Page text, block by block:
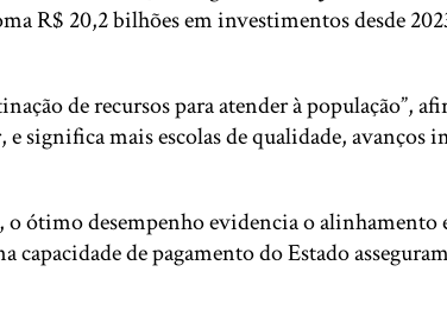
R$ 20,2 bilhões em investimentos desde
de recursos para atender à população”,
significa mais escolas de qualidade, avanços
ótimo desempenho evidencia o alinhamento
de pagamento do Estado